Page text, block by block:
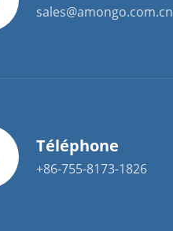
sales@amongo.com.cn
Téléphone
+86-755-8173-1826